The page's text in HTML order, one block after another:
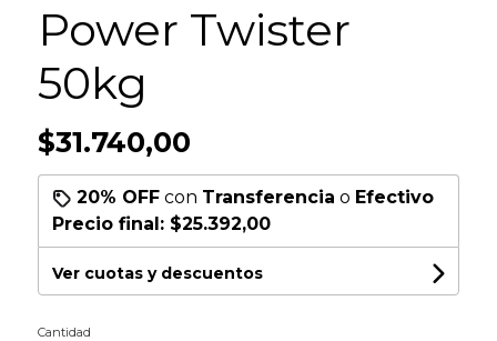
Power Twister
50kg
$31.740,00
20% OFFcon Transferencia o Efectivo
Precio final: $25.392,00
Ver cuotas y descuentos
Cantidad